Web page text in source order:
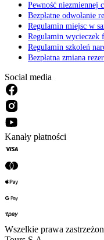
Pewność niezmiennej
Bezpłatne odwołanie
Regulamin miejsc w
Regulamin wycieczek
Regulamin szkoleń
Bezpłatna zmiana
Social media
Kanały płatności
Wszelkie prawa